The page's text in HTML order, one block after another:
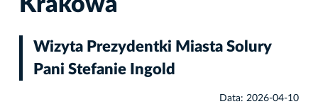
Wizyta Prezydentki Miasta Solury
Pani Stefanie Ingold
Data: 2026-04-10